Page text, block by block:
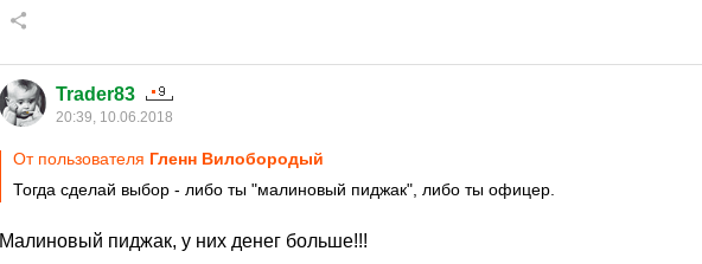
Trader83
20:39, 10.06.2018
От пользователя Гленн Вилобородый
Тогда сделай выбор - либо ты "малиновый пиджак", либо ты офицер.
Малиновый пиджак, у них денег больше!!!